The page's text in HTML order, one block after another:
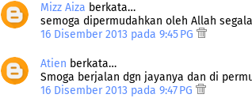
Mizz Aiza berkata…
semoga dipermudahkan oleh Allah
16 Disember 2013 pada 9:45 PG
Atien berkata…
Smoga berjalan dgn jayanya dan di
16 Disember 2013 pada 9:47 PG